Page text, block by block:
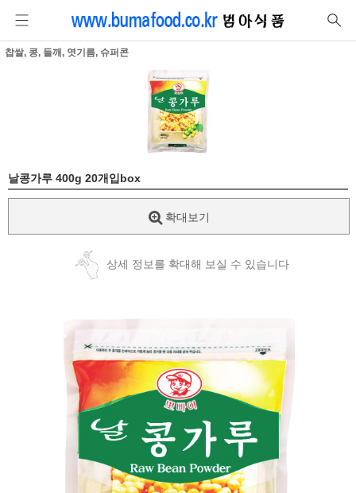
찹쌀, 콩, 들깨, 엿기름, 슈퍼콘
날콩가루 400g 20개입box
확대보기
상세 정보를 확대해 보실 수 있습니다